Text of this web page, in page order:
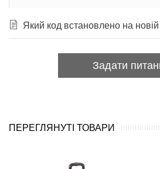
Який код встановлено на новій
Задати
ПЕРЕГЛЯНУТІ ТОВАРИ